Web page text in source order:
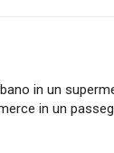
in un
in un